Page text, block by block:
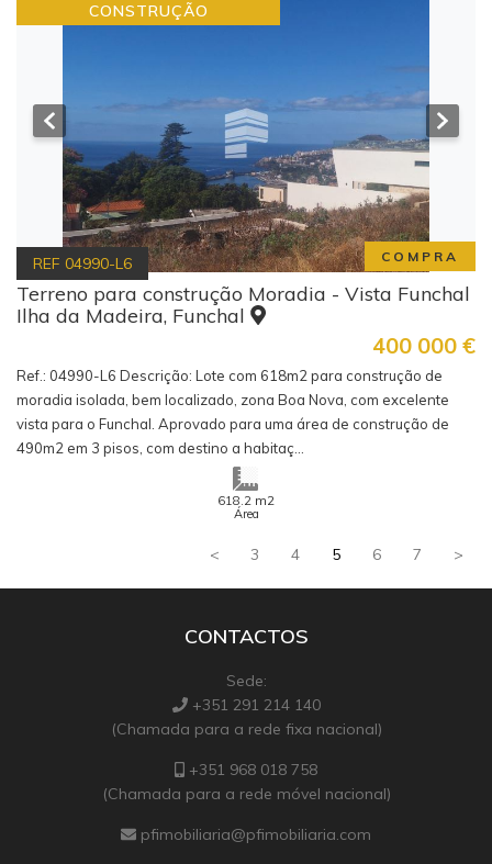
CONSTRUÇÃO
COMPRA
REF 04990-L6
Terreno para construção Moradia - Vista Funchal
Ilha da Madeira, Funchal
400 000 €
Ref.: 04990-L6 Descrição: Lote com 618m2 para construção de
moradia isolada, bem localizado, zona Boa Nova, com excelente
vista para o Funchal. Aprovado para uma área de construção de
490m2 em 3 pisos, com destino a habitaç...
618.2 m2
Área
< 3 4 5 6 7 >
CONTACTOS
Sede:
+351 291 214 140
(Chamada para a rede fixa nacional)
+351 968 018 758
(Chamada para a rede móvel nacional)
pfimobiliaria@pfimobiliaria.com